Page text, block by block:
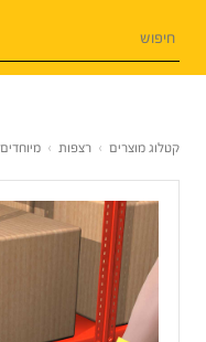
קטלוג מוצרים › רצפות › מיוחדים